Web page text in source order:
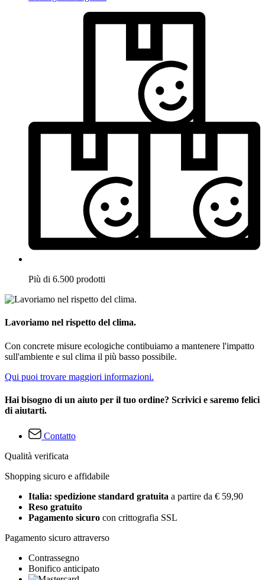
Più di 6.500 prodotti
Lavoriamo nel rispetto del clima.
Con concrete misure ecologiche contibuiamo a mantenere l'impatto
sull'ambiente e sul clima il più basso possibile.
Qui puoi trovare maggiori informazioni.
Hai bisogno di un aiuto per il tuo ordine? Scrivici e saremo felici
di aiutarti.
Contatto
Qualità verificata
Shopping sicuro e affidabile
Italia: spedizione standard gratuita a partire da € 59,90
Reso gratuito
Pagamento sicuro con crittografia SSL
Pagamento sicuro attraverso
Contrassegno
Bonifico anticipato